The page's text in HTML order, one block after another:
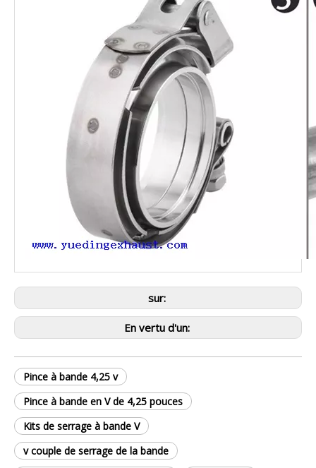
sur:
En vertu d'un:
Pince à bande 4,25 v
Pince à bande en V de 4,25 pouces
Kits de serrage à bande V
v couple de serrage de la bande